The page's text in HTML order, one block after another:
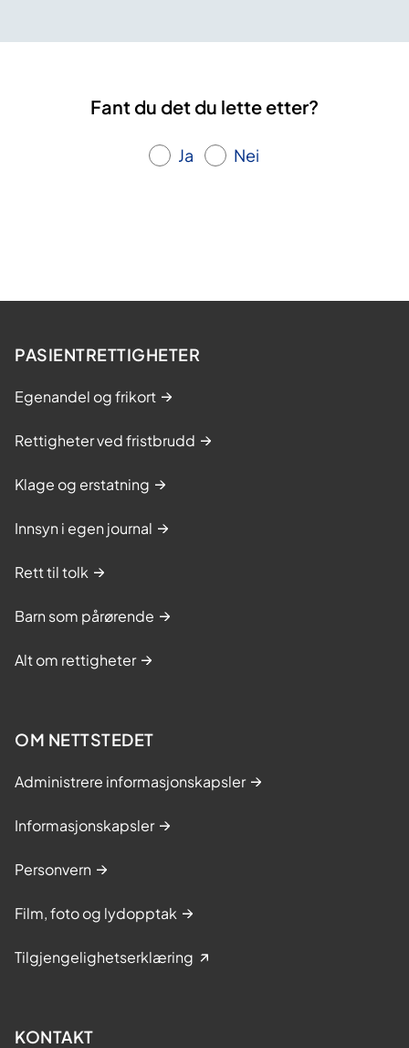
Fant du det du lette etter?
Ja Nei
PASIENTRETTIGHETER
Egenandel og frikort
Rettigheter ved fristbrudd
Klage og erstatning
Innsyn i egen journal
Rett til tolk
Barn som pårørende
Alt om rettigheter
OM NETTSTEDET
Administrere informasjonskapsler
Informasjonskapsler
Personvern
Film, foto og lydopptak
Tilgjengelighetserklæring
KONTAKT